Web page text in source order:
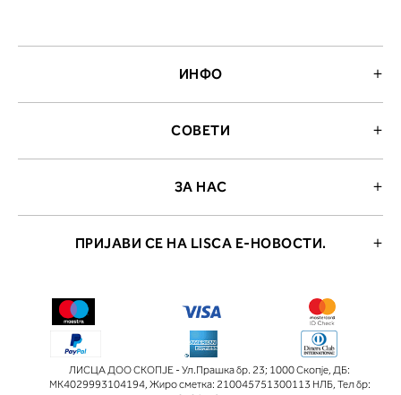
ИНФО
СОВЕТИ
ЗА НАС
ПРИЈАВИ СЕ НА LISCA Е-НОВОСТИ.
ЛИСЦА ДОО СКОПЈЕ - Ул.Прашка бр. 23; 1000 Скопје, ДБ:
МК4029993104194, Жиро сметка: 210045751300113 НЛБ, Тел бр: